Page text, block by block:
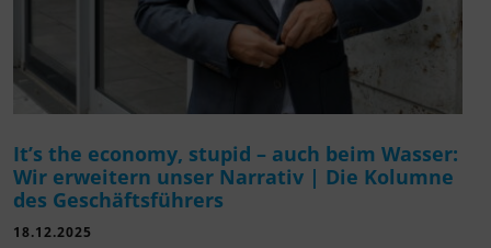
It’s the economy, stupid – auch beim Wasser:
Wir erweitern unser Narrativ | Die Kolumne
des Geschäftsführers
18.12.2025